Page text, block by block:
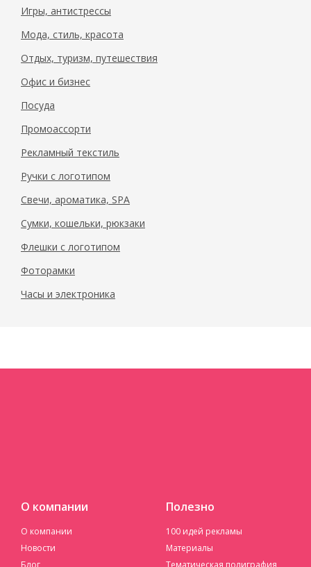
Игры, антистрессы
Мода, стиль, красота
Отдых, туризм, путешествия
Офис и бизнес
Посуда
Промоассорти
Рекламный текстиль
Ручки с логотипом
Свечи, ароматика, SPA
Сумки, кошельки, рюкзаки
Флешки с логотипом
Фоторамки
Часы и электроника
О компании
О компании
Новости
Блог
Полезно
100 идей рекламы
Материалы
Тематическая полиграфия